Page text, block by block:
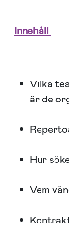
Innehåll
Vilka
är de
Hur
Vem